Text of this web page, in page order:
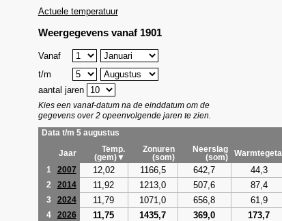
Actuele temperatuur
Weergegevens vanaf 1901
Vanaf
t/m
aantal jaren
Kies een vanaf-datum na de einddatum om de
gegevens over 2 opeenvolgende jaren te zien.
Data t/m 5 augustus
Jaar
Temp.
(gem)▼
Zonuren
(som)
Neerslag
(som)
Warmtegetal
1
2007 12,02 1166,5 642,7 44,3
2 2014 11,92 1213,0 507,6 87,4
3 2024 11,79 1071,0 656,8 61,9
4 2026 11,75 1435,7 369,0 173,7